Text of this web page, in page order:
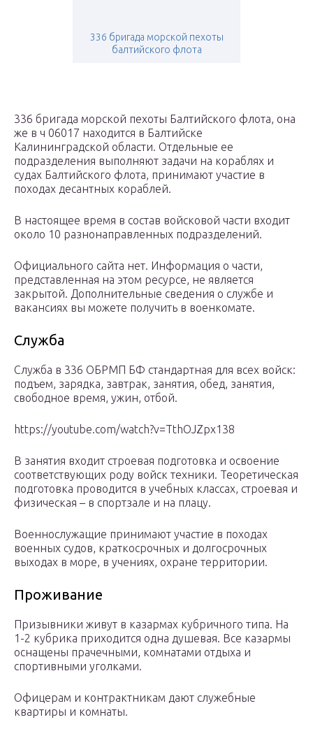
336 бригада морской пехоты
балтийского флота
336 бригада морской пехоты Балтийского флота, она
же в ч 06017 находится в Балтийске
Калининградской области. Отдельные ее
подразделения выполняют задачи на кораблях и
судах Балтийского флота, принимают участие в
походах десантных кораблей.
В настоящее время в состав войсковой части входит
около 10 разнонаправленных подразделений.
Официального сайта нет. Информация о части,
представленная на этом ресурсе, не является
закрытой. Дополнительные сведения о службе и
вакансиях вы можете получить в военкомате.
Служба
Служба в 336 ОБРМП БФ стандартная для всех войск:
подъем, зарядка, завтрак, занятия, обед, занятия,
свободное время, ужин, отбой.
https://youtube.com/watch?v=TthOJZpx138
В занятия входит строевая подготовка и освоение
соответствующих роду войск техники. Теоретическая
подготовка проводится в учебных классах, строевая и
физическая – в спортзале и на плацу.
Военнослужащие принимают участие в походах
военных судов, краткосрочных и долгосрочных
выходах в море, в учениях, охране территории.
Проживание
Призывники живут в казармах кубричного типа. На
1-2 кубрика приходится одна душевая. Все казармы
оснащены прачечными, комнатами отдыха и
спортивными уголками.
Офицерам и контрактникам дают служебные
квартиры и комнаты.